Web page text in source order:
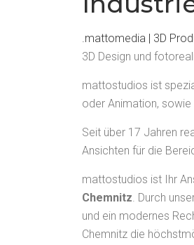
.mattomedia | 3D
3D Design und
mattostudios ist
oder Animation, sowie
Seit über 17 Jahren
Ansichten für die
mattostudios ist Ihr
Chemnitz. Durch
und ein modernes
Chemnitz die